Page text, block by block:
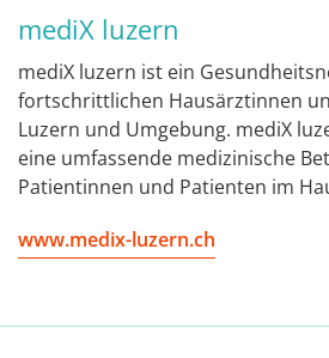
mediX luzern
mediX luzern ist ein
fortschrittlichen Hausärztinnen
Luzern und Umgebung. mediX
eine umfassende medizinische
Patientinnen und Patienten im
www.medix-luzern.ch